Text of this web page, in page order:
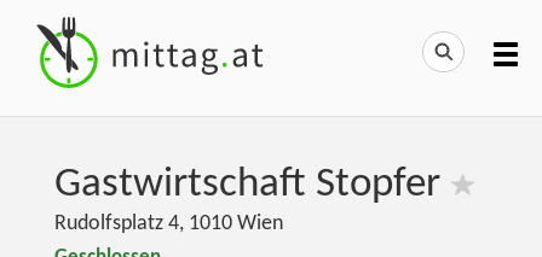
Gastwirtschaft Stopfer
Rudolfsplatz 4, 1010 Wien